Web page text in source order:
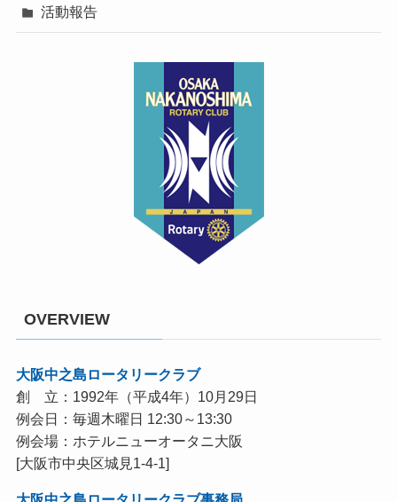
活動報告
OVERVIEW
大阪中之島ロータリークラブ
創 立：1992年（平成4年）10月29日
例会日：毎週木曜日 12:30～13:30
例会場：ホテルニューオータニ大阪
[大阪市中央区城見1-4-1]